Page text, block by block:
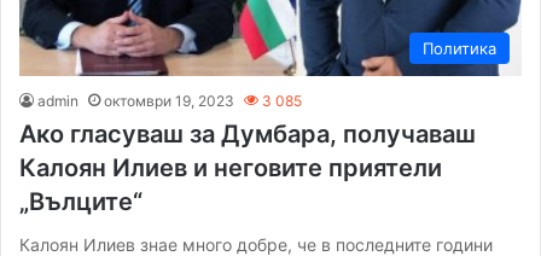
Политика
admin октомври 19, 2023 3 085
Ако гласуваш за Думбара, получаваш
Калоян Илиев и неговите приятели
„Вълците“
Калоян Илиев знае много добре, че в последните години